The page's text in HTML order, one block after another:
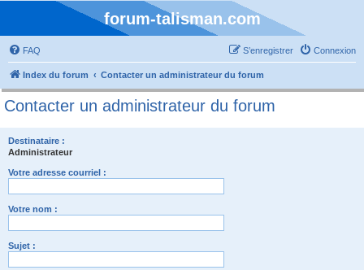
forum-talisman.com
FAQ Connexion
S’enregistrer
Index du forum Contacter un administrateur du forum
Contacter un administrateur du forum
Destinataire :
Administrateur
Votre adresse courriel :
Votre nom :
Sujet :